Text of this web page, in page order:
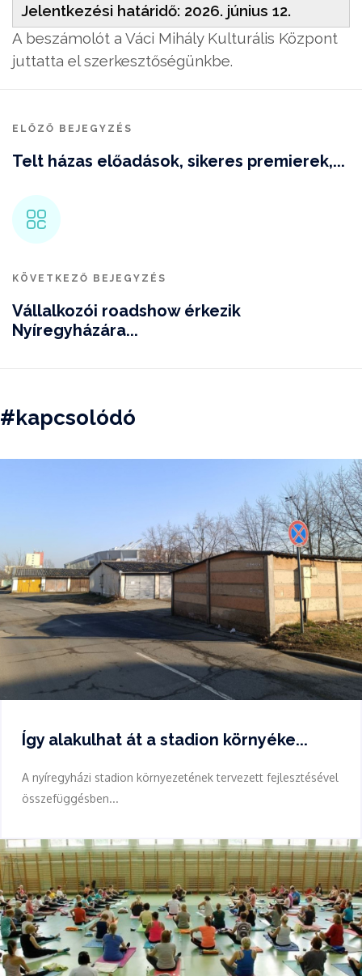
Jelentkezési határidő: 2026. június 12.
A beszámolót a Váci Mihály Kulturális Központ
juttatta el szerkesztőségünkbe.
ELŐZŐ BEJEGYZÉS
Telt házas előadások, sikeres premierek,...
KÖVETKEZŐ BEJEGYZÉS
Vállalkozói roadshow érkezik
Nyíregyházára...
#kapcsolódó
Így alakulhat át a stadion környéke...
A nyíregyházi stadion környezetének tervezett fejlesztésével
összefüggésben...